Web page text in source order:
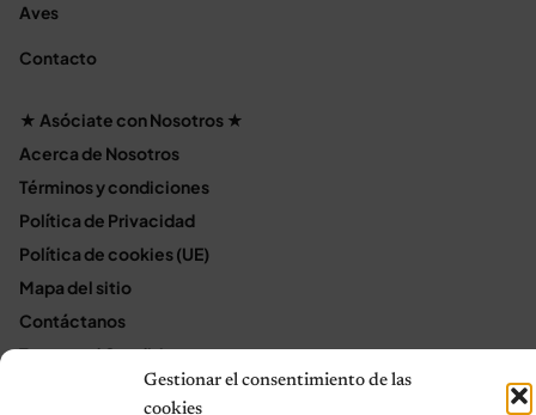
Gestionar el consentimiento de las
cookies
Aves
Contacto
★ Asóciate con Nosotros ★
Acerca de Nosotros
Términos y condiciones
Política de Privacidad
Política de cookies (UE)
Mapa del sitio
Contáctanos
Terms and Conditions